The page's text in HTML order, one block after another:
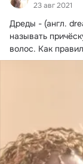
23 авг 2021
Дреды - (англ.
называть
волос. Как